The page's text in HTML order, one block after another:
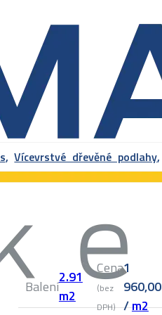
,Vícevrstvé dřevěné podlahy,
Balení2.91
m2
Cena
(bez
DPH)
1
960,00
/m2